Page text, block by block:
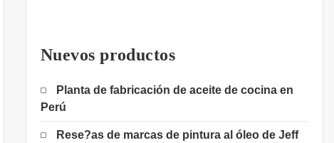
Nuevos productos
Planta de fabricación de aceite de cocina en
Perú
Rese?as de marcas de pintura al óleo de Jeff